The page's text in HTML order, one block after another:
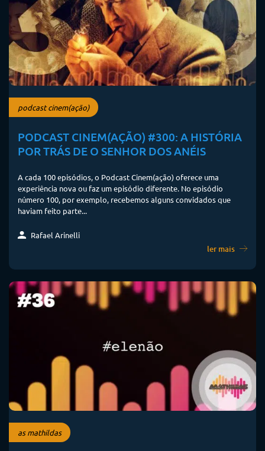
podcast cinem(ação)
PODCAST CINEM(AÇÃO) #300: A HISTÓRIA
POR TRÁS DE O SENHOR DOS ANÉIS
A cada 100 episódios, o Podcast Cinem(ação) oferece uma
experiência nova ou faz um episódio diferente. No episódio
número 100, por exemplo, recebemos alguns convidados que
haviam feito parte...
Rafael Arinelli
ler mais
as mathildas